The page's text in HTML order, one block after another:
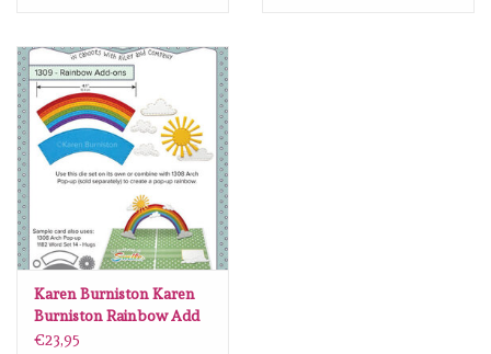
Karen Burniston Karen
Burniston Rainbow Add
ons 1309
€23,95